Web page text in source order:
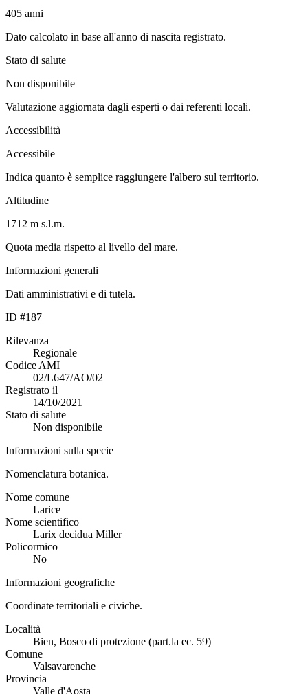
405 anni
Dato calcolato in base all'anno di nascita registrato.
Stato di salute
Non disponibile
Valutazione aggiornata dagli esperti o dai referenti locali.
Accessibilità
Accessibile
Indica quanto è semplice raggiungere l'albero sul territorio.
Altitudine
1712 m s.l.m.
Quota media rispetto al livello del mare.
Informazioni generali
Dati amministrativi e di tutela.
ID #187
Rilevanza
Regionale
Codice AMI
02/L647/AO/02
Registrato il
14/10/2021
Stato di salute
Non disponibile
Informazioni sulla specie
Nomenclatura botanica.
Nome comune
Larice
Nome scientifico
Larix decidua Miller
Policormico
No
Informazioni geografiche
Coordinate territoriali e civiche.
Località
Bien, Bosco di protezione (part.la ec. 59)
Comune
Valsavarenche
Provincia
Valle d'Aosta